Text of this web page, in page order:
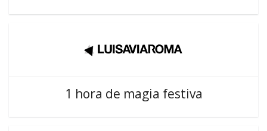
1 hora de magia festiva